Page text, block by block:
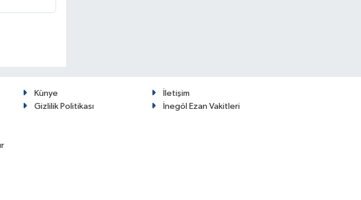
Künye
İletişim
Gizlilik Politikası
İnegöl Ezan Vakitleri